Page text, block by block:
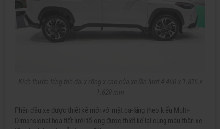
Phần đầu xe được thiết kế mới với mặt ca-lăng theo kiểu Multi-
Dimensional họa tiết lưới tổ ong được thiết kế lại cùng màu thân xe